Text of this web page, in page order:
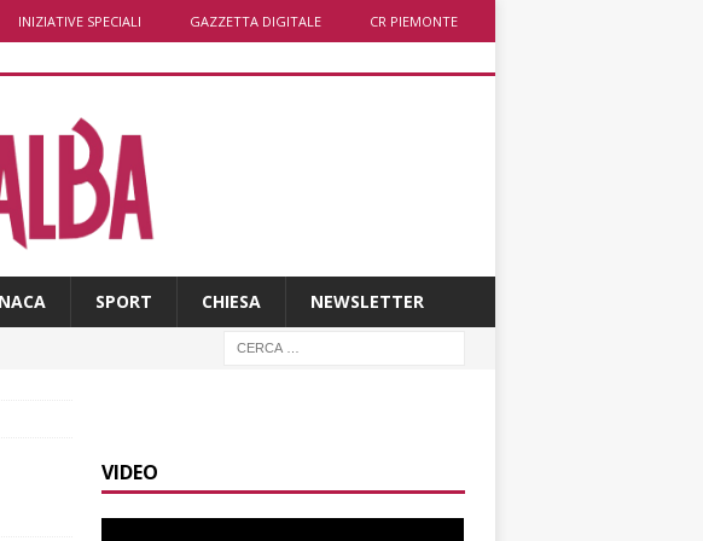
INIZIATIVE SPECIALI GAZZETTA DIGITALE CR PIEMONTE
SPORT CHIESA NEWSLETTER
VIDEO